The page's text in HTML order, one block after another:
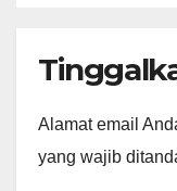
Alamat email
yang wajib